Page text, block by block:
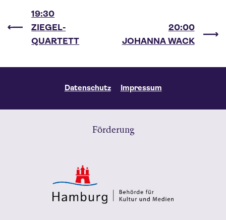
19:30
ZIEGEL-
QUARTETT
20:00
JOHANNA WACK
Datenschutz Impressum
Förderung